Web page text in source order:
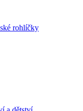
rohlíčky